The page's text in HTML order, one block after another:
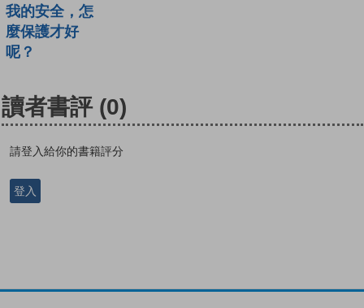
我的安全，怎
麼保護才好
呢？
讀者書評 (0)
請登入給你的書籍評分
登入